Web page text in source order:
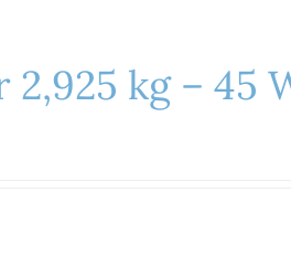
kg – 45